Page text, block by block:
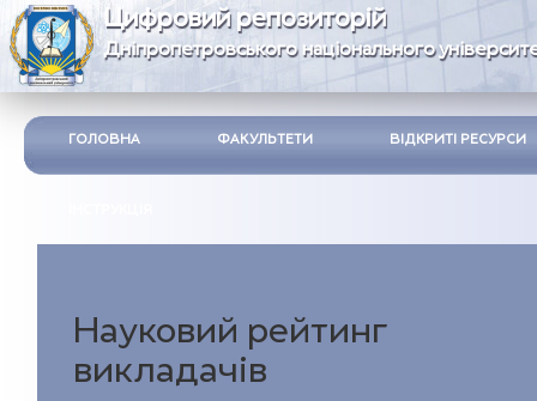
Цифровий репозиторій
Дніпропетровського національного
ГОЛОВНА ФАКУЛЬТЕТИ ВІДКРИТІ РЕСУРСИ
Науковий рейтинг
викладачів